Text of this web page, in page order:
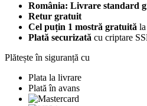
România: Livrare standard
Retur gratuit
Cel puțin 1 mostră gratuită
Plată securizată cu criptare
Plătește în siguranță cu
Plata la livrare
Plată în avans